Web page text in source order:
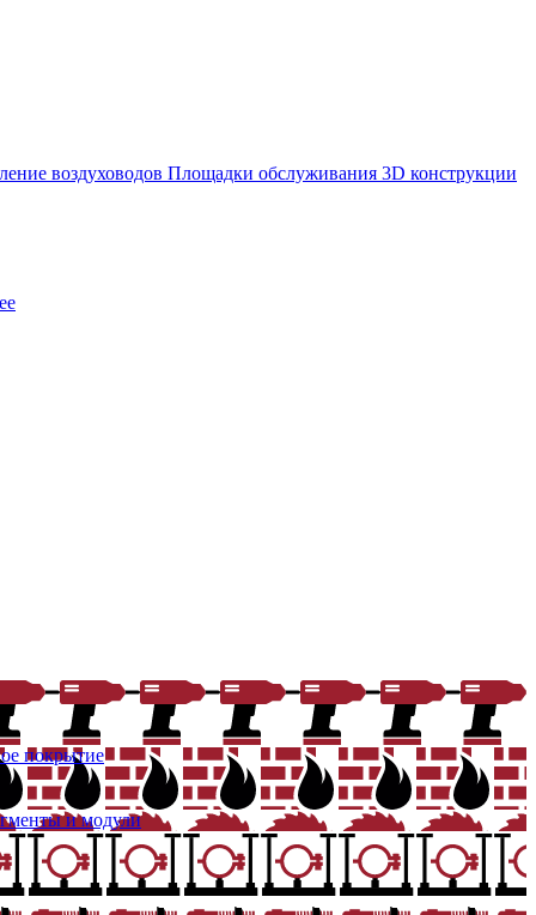
воздуховодов Площадки обслуживания 3D конструкции
покрытие
и модули